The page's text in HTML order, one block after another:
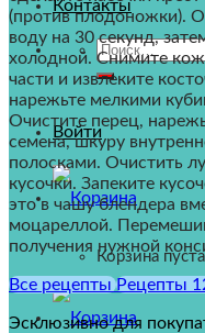
Контакты
Искать:
Войти
Корзина
(против плодоножки).
воду на 30 секунд,
холодной. Снимите
части и извлеките
нарежьте мелкими
Очистите перец,
семена, шкуру
полосками. Очистить
кусочки. Запеките
это в чашу блендера
моцареллой.
получения нужной
Все рецепты Рецепты
Эсклюзивно для